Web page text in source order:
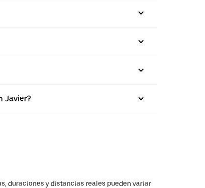
Javier?
duraciones y distancias reales pueden variar